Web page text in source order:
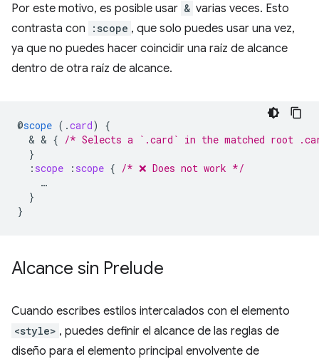
Por este motivo, es posible usar & varias veces. Esto
contrasta con
:scope , que solo puedes usar una vez,
ya que no puedes hacer coincidir una raíz de alcance
dentro de otra raíz de alcance.
@scope ( .card)
{
  & &
{ /* Selects a `.card` in the matched root
}
: scope : scope { /* ❌ Does not work */
…
}
}
Alcance sin Prelude
Cuando escribes estilos intercalados con el elemento
<style> , puedes definir el alcance de las reglas de
diseño para el elemento principal envolvente de